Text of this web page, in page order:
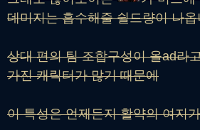
데미지는 흡수해줄 쉴드량이 나
상대 편의 팀 조합구성이 올ad라
가진 캐릭터가 많기 때문에
이 특성은 언제든지 활약의 여지